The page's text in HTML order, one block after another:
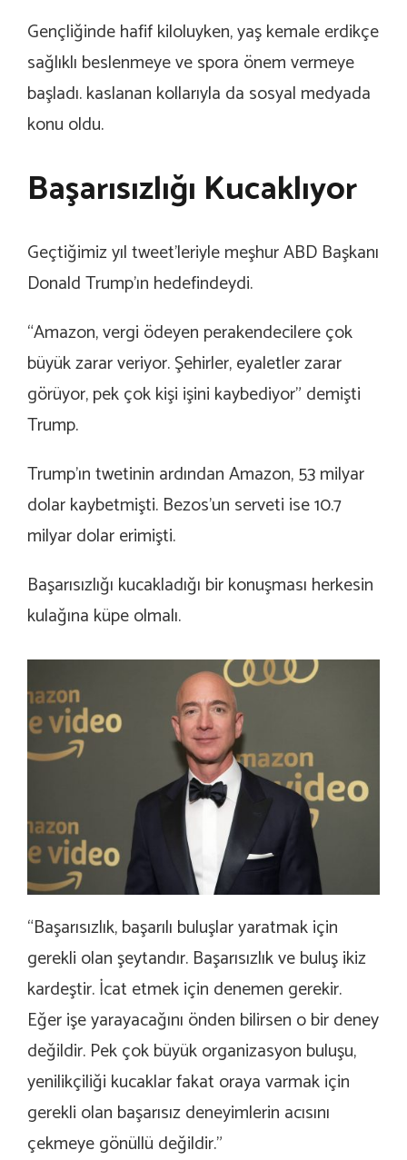
Gençliğinde hafif kiloluyken, yaş kemale erdikçe
sağlıklı beslenmeye ve spora önem vermeye
başladı. kaslanan kollarıyla da sosyal medyada
konu oldu.
Başarısızlığı Kucaklıyor
Geçtiğimiz yıl tweet’leriyle meşhur ABD Başkanı
Donald Trump’ın hedefindeydi.
“Amazon, vergi ödeyen perakendecilere çok
büyük zarar veriyor. Şehirler, eyaletler zarar
görüyor, pek çok kişi işini kaybediyor” demişti
Trump.
Trump’ın twetinin ardından Amazon, 53 milyar
dolar kaybetmişti. Bezos’un serveti ise 10.7
milyar dolar erimişti.
Başarısızlığı kucakladığı bir konuşması herkesin
kulağına küpe olmalı.
“Başarısızlık, başarılı buluşlar yaratmak için
gerekli olan şeytandır. Başarısızlık ve buluş ikiz
kardeştir. İcat etmek için denemen gerekir.
Eğer işe yarayacağını önden bilirsen o bir deney
değildir. Pek çok büyük organizasyon buluşu,
yenilikçiliği kucaklar fakat oraya varmak için
gerekli olan başarısız deneyimlerin acısını
çekmeye gönüllü değildir.”